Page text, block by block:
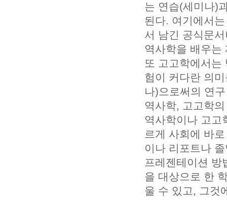
는 연습(세미나)
된다. 여기에서
서 남긴 공식문
역사학을 배우는
또 고고학에서는
험이 커다란 의
나)으로써의 연
역사학, 고고학
역사학이나 고고
르게 사회에 바
이나 리포트나
프레젠테이션 방
을 대상으로 한
울 수 있고, 그것